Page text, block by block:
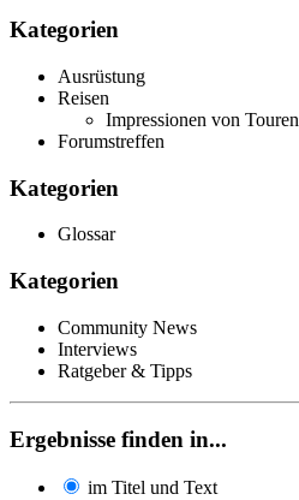
Kategorien
Ausrüstung
Reisen
Impressionen von Touren
Forumstreffen
Kategorien
Glossar
Kategorien
Community News
Interviews
Ratgeber & Tipps
Ergebnisse finden in...
im Titel und Text